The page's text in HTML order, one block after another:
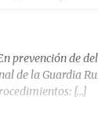
prevención de
de la Guardia
[…]